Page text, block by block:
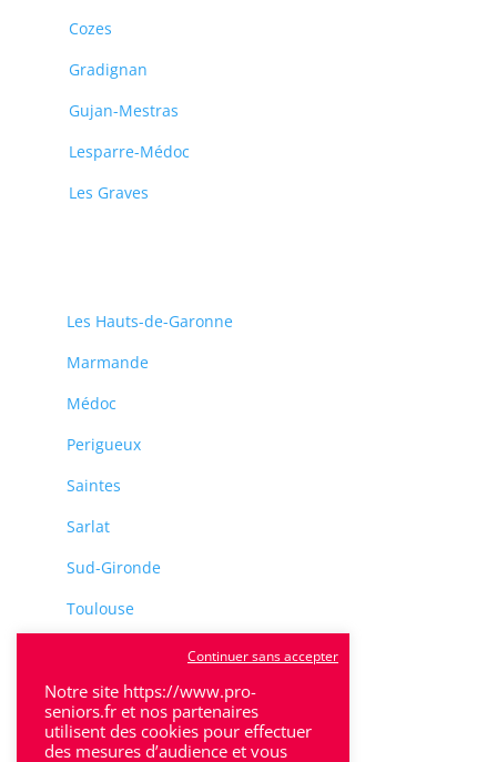
Cozes
Gradignan
Gujan-Mestras
Lesparre-Médoc
Les Graves
Les Hauts-de-Garonne
Marmande
Médoc
Perigueux
Saintes
Sarlat
Sud-Gironde
Toulouse
Villeneuve-Sur-Lot
Notre site https://www.pro-
seniors.fr et nos partenaires
utilisent des cookies pour effectuer
des mesures d’audience et vous
Continuer sans accepter